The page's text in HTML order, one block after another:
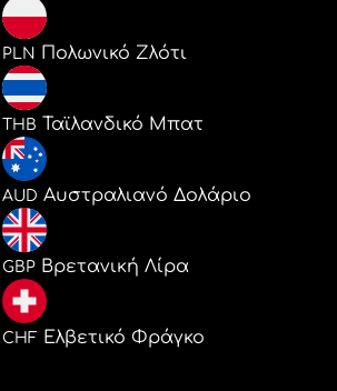
PLN Πολωνικό Ζλότι
THB Ταϊλανδικό Μπατ
AUD Αυστραλιανό Δολάριο
GBP Βρετανική Λίρα
CHF Ελβετικό Φράγκο